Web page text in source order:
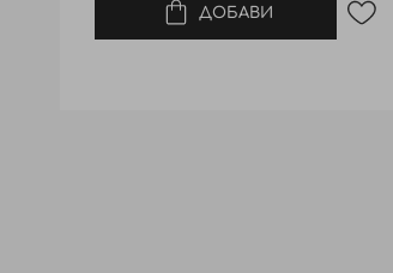
ДОБАВИ